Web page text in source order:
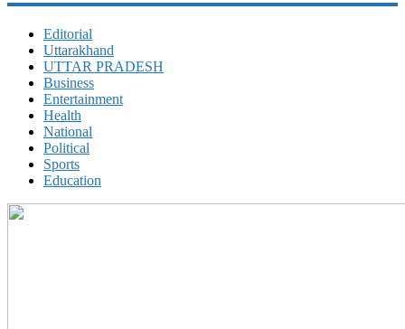
Editorial
Uttarakhand
UTTAR PRADESH
Business
Entertainment
Health
National
Political
Sports
Education